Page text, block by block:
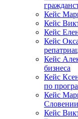
Кейс
Кейс
Кейс
Кейс
Кейс
бизнеса
Кейс
по
Кейс
Словении
Кейс